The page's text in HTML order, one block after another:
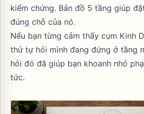
kiểm chứng. Bản đồ 5 tầng giúp
đúng chỗ của nó.
Nếu bạn từng cảm thấy cụm Kinh
thử tự hỏi mình đang đứng ở tầng
hỏi đó đã giúp bạn khoanh nhỏ
tức.